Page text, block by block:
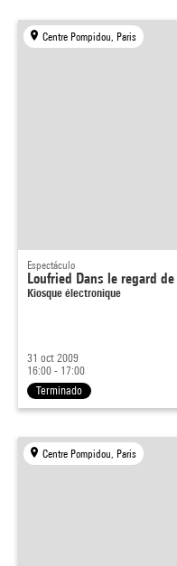
Centre Pompidou, Paris
Espectáculo
Loufried Dans le regard
Kiosque électronique
31 oct 2009
16:00 - 17:00
Terminado
Centre Pompidou, Paris